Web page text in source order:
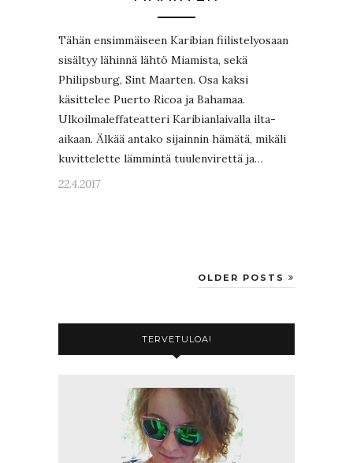
Tähän ensimmäiseen Karibian fiilistelyosaan
sisältyy lähinnä lähtö Miamista, sekä
Philipsburg, Sint Maarten. Osa kaksi
käsittelee Puerto Ricoa ja Bahamaa.
Ulkoilmaleffateatteri Karibianlaivalla ilta-
aikaan. Älkää antako sijainnin hämätä, mikäli
kuvittelette lämmintä tuulenvirettä ja…
22.4.2017
OLDER POSTS
TERVETULOA!